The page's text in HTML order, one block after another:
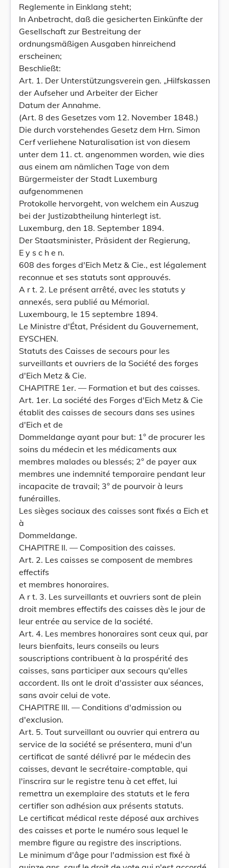
Reglemente in Einklang steht;
In Anbetracht, daß die gesicherten Einkünfte der
Gesellschaft zur Bestreitung der
ordnungsmäßigen Ausgaben hinreichend
erscheinen;
Beschließt:
Art. 1. Der Unterstützungsverein gen. „Hilfskassen
der Aufseher und Arbeiter der Eicher
Datum der Annahme.
(Art. 8 des Gesetzes vom 12. November 1848.)
Die durch vorstehendes Gesetz dem Hrn. Simon
Cerf verliehene Naturalisation ist von diesem
unter dem 11. ct. angenommen worden, wie dies
aus einem am nämlichen Tage von dem
Bürgermeister der Stadt Luxemburg
aufgenommenen
Protokolle hervorgeht, von welchem ein Auszug
bei der Justizabtheilung hinterlegt ist.
Luxemburg, den 18. September 1894.
Der Staatsminister, Präsident der Regierung,
E y s c h e n.
608 des forges d'Eich Metz & Cie., est légalement
reconnue et ses statuts sont approuvés.
A r t. 2. Le présent arrêté, avec les statuts y
annexés, sera publié au Mémorial.
Luxembourg, le 15 septembre 1894.
Le Ministre d'État, Président du Gouvernement,
EYSCHEN.
Statuts des Caisses de secours pour les
surveillants et ouvriers de la Société des forges
d'Eich Metz & Cie.
CHAPITRE 1er. — Formation et but des caisses.
Art. 1er. La société des Forges d'Eich Metz & Cie
établit des caisses de secours dans ses usines
d'Eich et de
Dommeldange ayant pour but: 1° de procurer les
soins du médecin et les médicaments aux
membres malades ou blessés; 2° de payer aux
membres une indemnité temporaire pendant leur
incapacite de travail; 3° de pourvoir à leurs
funérailles.
Les sièges sociaux des caisses sont fixés a Eich et
à
Dommeldange.
CHAPITRE II. — Composition des caisses.
Art. 2. Les caisses se composent de membres
effectifs
et membres honoraires.
A r t. 3. Les surveillants et ouvriers sont de plein
droit membres effectifs des caisses dès le jour de
leur entrée au service de la société.
Art. 4. Les membres honoraires sont ceux qui, par
leurs bienfaits, leurs conseils ou leurs
souscriptions contribuent à la prospérité des
caisses, sans participer aux secours qu'elles
accordent. Ils ont le droit d'assister aux séances,
sans avoir celui de vote.
CHAPITRE III. — Conditions d'admission ou
d'exclusion.
Art. 5. Tout surveillant ou ouvrier qui entrera au
service de la société se présentera, muni d'un
certificat de santé délivré par le médecin des
caisses, devant le secrétaire-comptable, qui
l'inscrira sur le registre tenu à cet effet, lui
remettra un exemplaire des statuts et le fera
certifier son adhésion aux présents statuts.
Le certificat médical reste déposé aux archives
des caisses et porte le numéro sous lequel le
membre figure au registre des inscriptions.
Le minimum d'âge pour l'admission est fixé à